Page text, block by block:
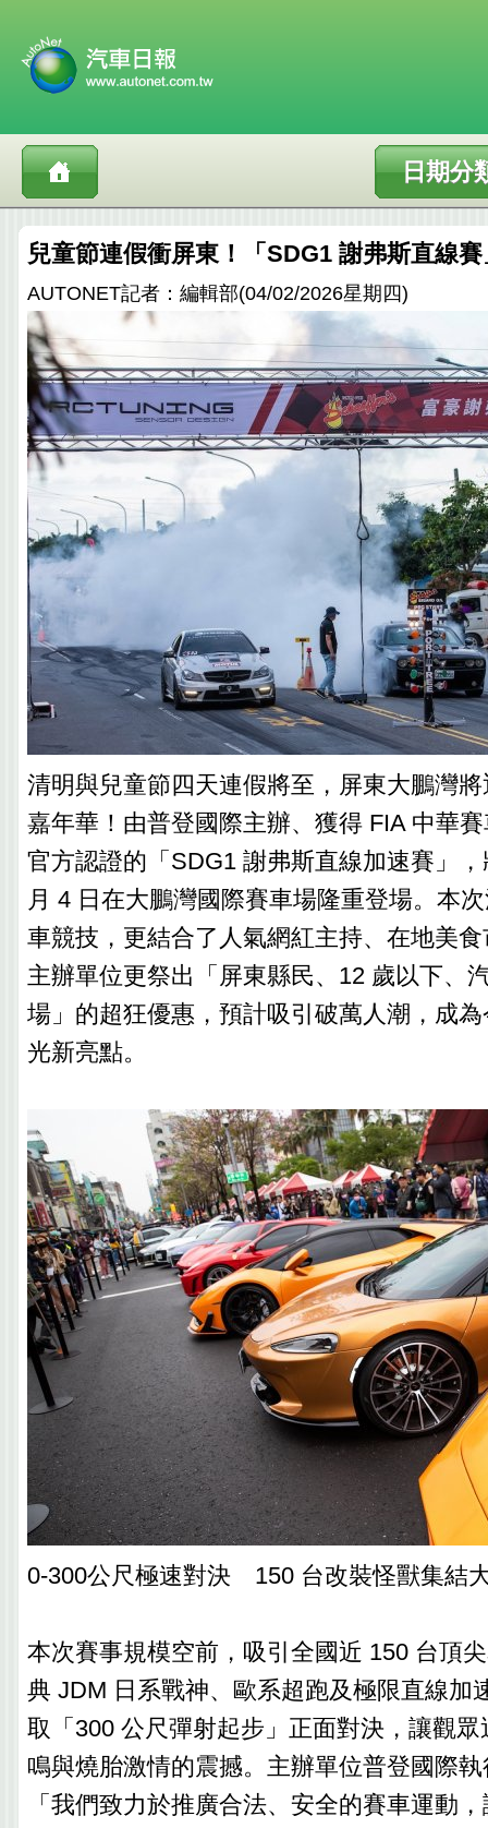
日期分
兒童節連假衝屏東！「SDG1 謝弗斯直線
AUTONET記者：編輯部(04/02/2026星期四)
清明與兒童節四天連假將至，屏東大鵬灣
嘉年華！由普登國際主辦、獲得 FIA 中華
官方認證的「SDG1 謝弗斯直線加速賽」
月 4 日在大鵬灣國際賽車場隆重登場。本
車競技，更結合了人氣網紅主持、在地美
主辦單位更祭出「屏東縣民、12 歲以下、
場」的超狂優惠，預計吸引破萬人潮，成
光新亮點。
0-300公尺極速對決 150 台改裝怪獸集結
本次賽事規模空前，吸引全國近 150 台頂
典 JDM 日系戰神、歐系超跑及極限直線加
取「300 公尺彈射起步」正面對決，讓觀
鳴與燒胎激情的震撼。主辦單位普登國際
「我們致力於推廣合法、安全的賽車運動